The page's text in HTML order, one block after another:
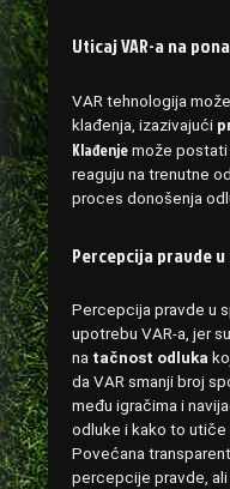
Uticaj VAR-a na
VAR tehnologija
klađenja, izazivajući
Klađenje može postati
reaguju na trenutne
proces donošenja
Percepcija pravde
Percepcija pravde u
upotrebu VAR-a, jer
na tačnost odluka
da VAR smanji broj
među igračima i
odluke i kako to utiče
Povećana
percepcije pravde,